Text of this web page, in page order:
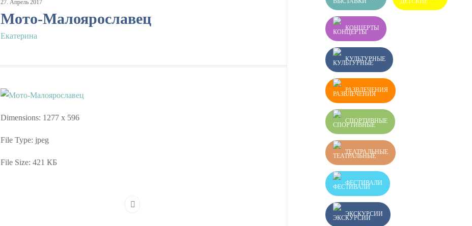
КОНЦЕРТЫ
КУЛЬТУРНЫЕ
РАЗВЛЕЧЕНИЯ
СПОРТИВНЫЕ
ТЕАТРАЛЬНЫЕ
ФЕСТИВАЛИ
ЭКСКУРСИИ
27. Апрель 2017
Мото-Малоярославец
Екатерина
Dimensions: 1277 x 596
File Type: jpeg
File Size: 421 КБ